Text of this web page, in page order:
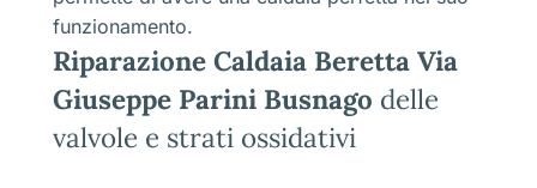
funzionamento.
Riparazione Caldaia Beretta Via
Giuseppe Parini Busnago delle
valvole e strati ossidativi